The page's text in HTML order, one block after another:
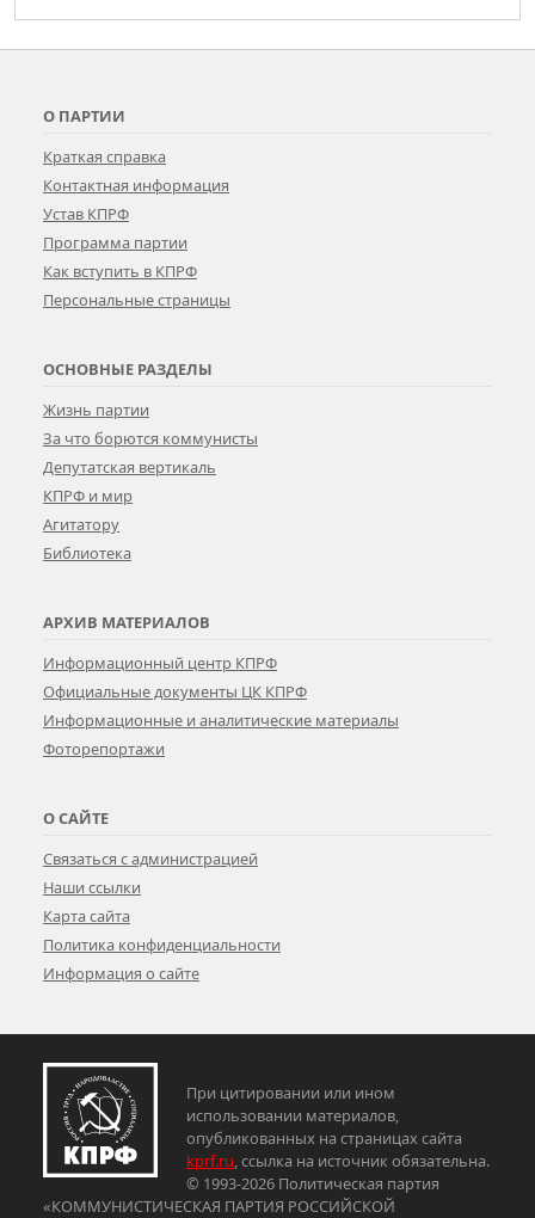
О ПАРТИИ
Краткая справка
Контактная информация
Устав КПРФ
Программа партии
Как вступить в КПРФ
Персональные страницы
ОСНОВНЫЕ РАЗДЕЛЫ
Жизнь партии
За что борются коммунисты
Депутатская вертикаль
КПРФ и мир
Агитатору
Библиотека
АРХИВ МАТЕРИАЛОВ
Информационный центр КПРФ
Официальные документы ЦК КПРФ
Информационные и аналитические материалы
Фоторепортажи
О САЙТЕ
Связаться с администрацией
Наши ссылки
Карта сайта
Политика конфиденциальности
Информация о сайте
При цитировании или ином
использовании материалов,
опубликованных на страницах сайта
kprf.ru, ссылка на источник обязательна.
© 1993-2026 Политическая партия
«КОММУНИСТИЧЕСКАЯ ПАРТИЯ РОССИЙСКОЙ